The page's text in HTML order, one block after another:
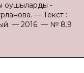
оқушыларды -
— Текст :
— 2016. — № 8.9